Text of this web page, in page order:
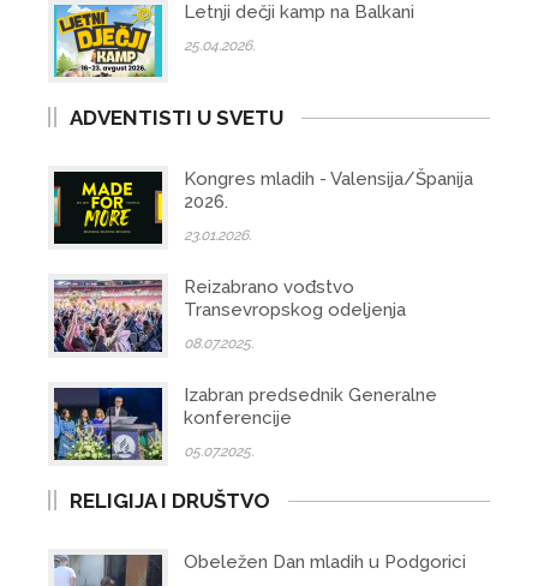
Letnji dečji kamp na Balkani
25.04.2026.
ADVENTISTI U SVETU
Kongres mladih - Valensija/Španija
2026.
23.01.2026.
Reizabrano vođstvo
Transevropskog odeljenja
08.07.2025.
Izabran predsednik Generalne
konferencije
05.07.2025.
RELIGIJA I DRUŠTVO
Obeležen Dan mladih u Podgorici